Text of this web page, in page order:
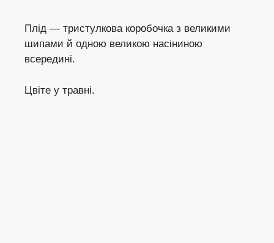
Плід — тристулкова коробочка з великими
шипами й одною великою насіниною
всередині.
Цвіте у травні.